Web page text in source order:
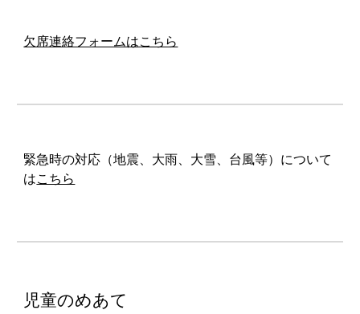
欠席連絡フォームはこちら
緊急時の対応（地震、大雨、大雪、台風等）について
はこちら
児童のめあて